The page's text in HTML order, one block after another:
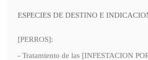
ESPECIES DE DESTINO E
[PERROS]:
- Tratamiento de las [INFESTACION